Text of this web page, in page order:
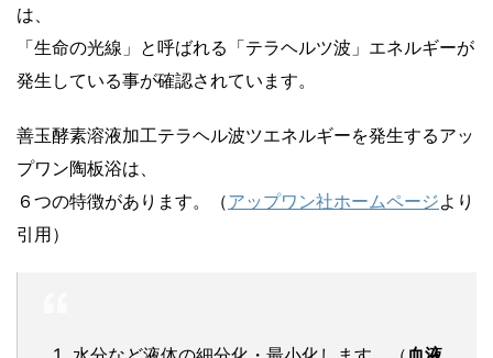
は、
「生命の光線」と呼ばれる「テラヘルツ波」エネルギーが
発生している事が確認されています。
善玉酵素溶液加工テラヘル波ツエネルギーを発生するアッ
プワン陶板浴は、
６つの特徴があります。（アップワン社ホームページより
引用）